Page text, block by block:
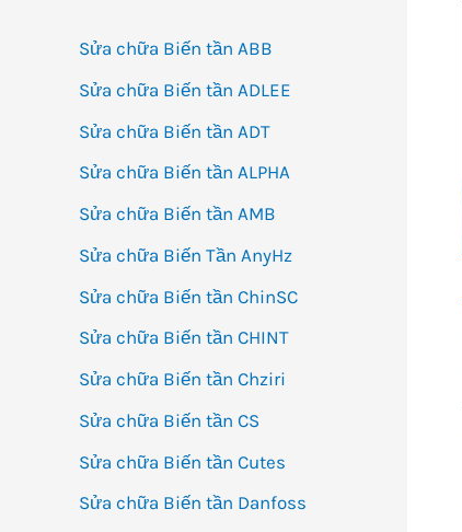
Sửa chữa Biến tần ABB
Sửa chữa Biến tần ADLEE
Sửa chữa Biến tần ADT
Sửa chữa Biến tần ALPHA
Sửa chữa Biến tần AMB
Sửa chữa Biến Tần AnyHz
Sửa chữa Biến tần ChinSC
Sửa chữa Biến tần CHINT
Sửa chữa Biến tần Chziri
Sửa chữa Biến tần CS
Sửa chữa Biến tần Cutes
Sửa chữa Biến tần Danfoss